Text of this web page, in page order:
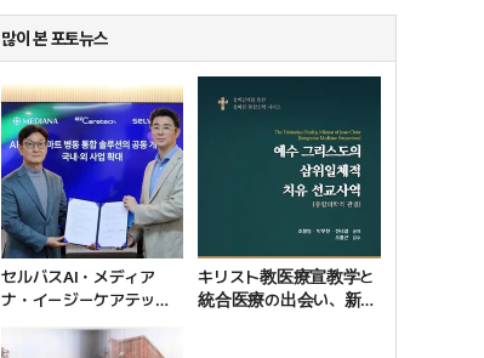
많이 본 포토뉴스
セルバスAI・メディア
ナ・イージーケアテッ
ク、AI基盤のスマート病
棟ソリューション共同開
キリスト教医療宣教学と
統合医療の出会い、新刊